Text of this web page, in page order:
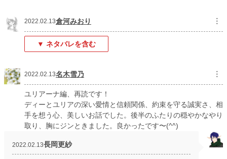
2022.02.13倉河みおり ︙
▼ ネタバレを含む
2022.02.13名木雪乃 ︙
ユリアーナ編、再読です！
ディーとユリアの深い愛情と信頼関係、約束を守る誠実さ、相
手を想う心、美しいお話でした。後半のふたりの穏やかなやり
取り、胸にジンときました。良かったです〜(^^)
2022.02.13長岡更紗